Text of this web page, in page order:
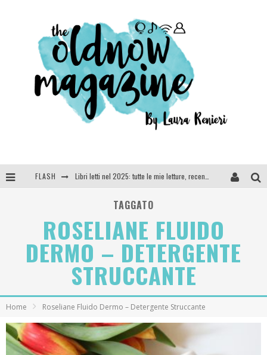
FLASH
SEE YOU AT 5 | Chanel
Anya Taylor-Joy, Jisoo e Willow Smith protagoniste della nuova campagna Dior Addict
TAGGATO
ROSELIANE FLUIDO
DERMO – DETERGENTE
STRUCCANTE
Home Roseliane Fluido Dermo – Detergente Struccante